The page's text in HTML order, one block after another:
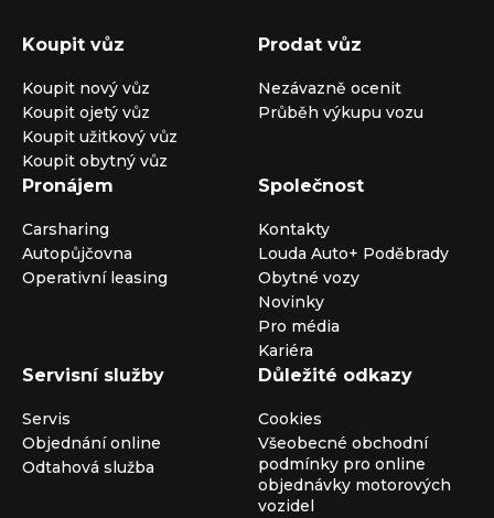
Koupit vůz
Koupit nový vůz
Koupit ojetý vůz
Koupit užitkový vůz
Koupit obytný vůz
Prodat vůz
Nezávazně ocenit
Průběh výkupu vozu
Pronájem
Carsharing
Autopůjčovna
Operativní leasing
Společnost
Kontakty
Louda Auto+ Poděbrady
Obytné vozy
Novinky
Pro média
Kariéra
Servisní služby
Servis
Objednání online
Odtahová služba
Důležité odkazy
Cookies
Všeobecné obchodní
podmínky pro online
objednávky motorových
vozidel